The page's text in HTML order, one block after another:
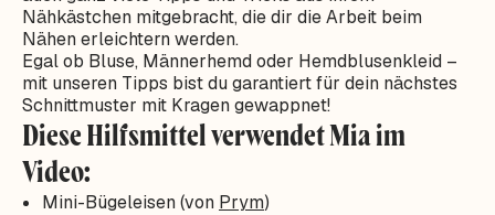
Nähkästchen mitgebracht, die dir die Arbeit beim
Nähen erleichtern werden.
Egal ob Bluse, Männerhemd oder Hemdblusenkleid –
mit unseren Tipps bist du garantiert für dein nächstes
Schnittmuster mit Kragen gewappnet!
Diese Hilfsmittel verwendet Mia im
Video:
Mini-Bügeleisen (von Prym)